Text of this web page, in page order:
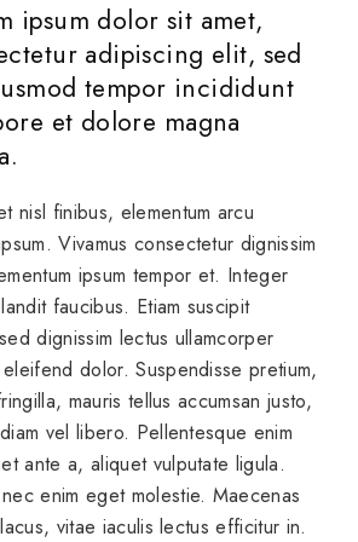
ipsum dolor sit amet,
adipiscing elit, sed
tempor incididunt
et dolore magna
nisl finibus, elementum arcu
Vivamus consectetur dignissim
ipsum tempor et. Integer
faucibus. Etiam suscipit
dignissim lectus ullamcorper
dolor. Suspendisse pretium,
mauris tellus accumsan justo,
vel libero. Pellentesque enim
ante a, aliquet vulputate ligula.
enim eget molestie. Maecenas
vitae iaculis lectus efficitur in.